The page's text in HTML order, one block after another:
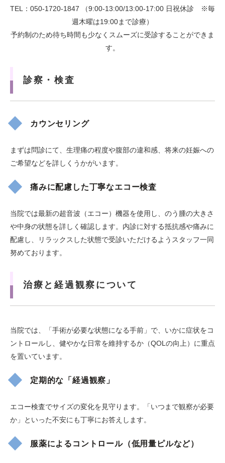
TEL：050-1720-1847 （9:00-13:00/13:00-17:00 日祝休診 ※毎
週木曜は19:00まで診療）
予約制のため待ち時間も少なくスムーズに受診することができま
す。
診察・検査
カウンセリング
まずは問診にて、生理痛の程度や腹部の違和感、将来の妊娠への
ご希望などを詳しくうかがいます。
痛みに配慮した丁寧なエコー検査
当院では最新の超音波（エコー）機器を使用し、のう腫の大きさ
や中身の状態を詳しく確認します。内診に対する抵抗感や痛みに
配慮し、リラックスした状態で受診いただけるようスタッフ一同
努めております。
治療と経過観察について
当院では、「手術が必要な状態になる手前」で、いかに症状をコ
ントロールし、健やかな日常を維持するか（QOLの向上）に重点
を置いています。
定期的な「経過観察」
エコー検査でサイズの変化を見守ります。「いつまで観察が必要
か」といった不安にも丁寧にお答えします。
服薬によるコントロール（低用量ピルなど）